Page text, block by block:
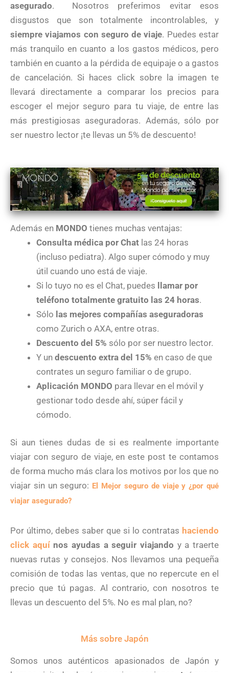
asegurado. Nosotros preferimos evitar esos
disgustos que son totalmente incontrolables, y
siempre viajamos con seguro de viaje. Puedes estar
más tranquilo en cuanto a los gastos médicos, pero
también en cuanto a la pérdida de equipaje o a gastos
de cancelación. Si haces click sobre la imagen te
llevará directamente a comparar los precios para
escoger el mejor seguro para tu viaje, de entre las
más prestigiosas aseguradoras. Además, sólo por
ser nuestro lector ¡te llevas un 5% de descuento!
Además en MONDO tienes muchas ventajas:
Consulta médica por Chat las 24 horas
(incluso pediatra). Algo super cómodo y muy
útil cuando uno está de viaje.
Si lo tuyo no es el Chat, puedes
llamar por
teléfono totalmente gratuito las 24 horas.
Sólo las mejores compañías aseguradoras
como Zurich o AXA, entre otras.
Descuento del 5% sólo por ser nuestro lector.
Y un descuento extra del 15% en caso de que
contrates un seguro familiar o de grupo.
Aplicación MONDO para llevar en el móvil y
gestionar todo desde ahí, súper fácil y
cómodo.
Si aun tienes dudas de si es realmente importante
viajar con seguro de viaje, en este post te contamos
de forma mucho más clara los motivos por los que no
viajar sin un seguro: El Mejor seguro de viaje y ¿por qué
viajar asegurado?
Por último, debes saber que si lo contratas haciendo
click aquí nos ayudas a seguir viajando y a traerte
nuevas rutas y consejos. Nos llevamos una pequeña
comisión de todas las ventas, que no repercute en el
precio que tú pagas. Al contrario, con nosotros te
llevas un descuento del 5%. No es mal plan, no?
Más sobre Japón
Somos unos auténticos apasionados de Japón y